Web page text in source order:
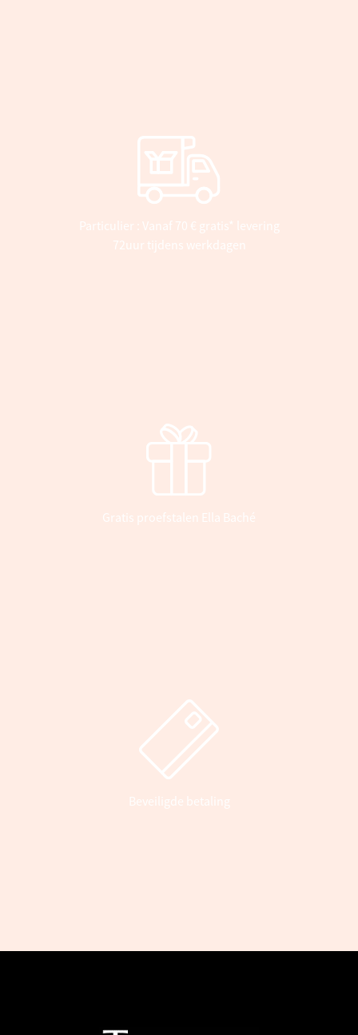
Particulier : Vanaf 70 € gratis* levering
72uur tijdens werkdagen
Gratis proefstalen Ella Baché
Beveiligde betaling